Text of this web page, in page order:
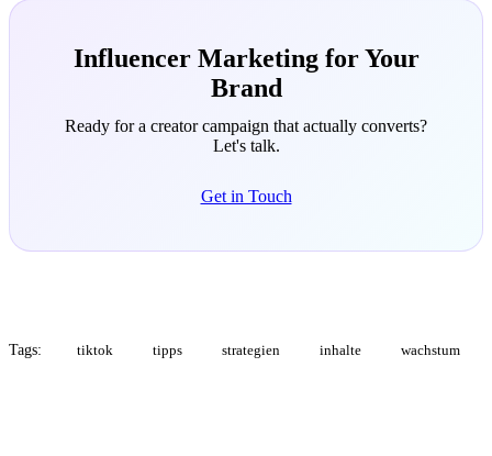
Influencer Marketing for Your
Brand
Ready for a creator campaign that actually converts?
Let's talk.
Get in Touch
Tags: tiktok tipps strategien inhalte wachstum